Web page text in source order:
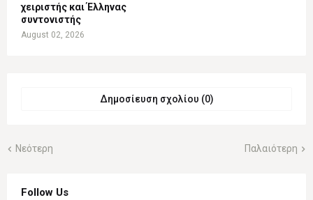
χειριστής και Έλληνας
συντονιστής
August 02, 2026
Δημοσίευση σχολίου (0)
Νεότερη Παλαιότερη
Follow Us